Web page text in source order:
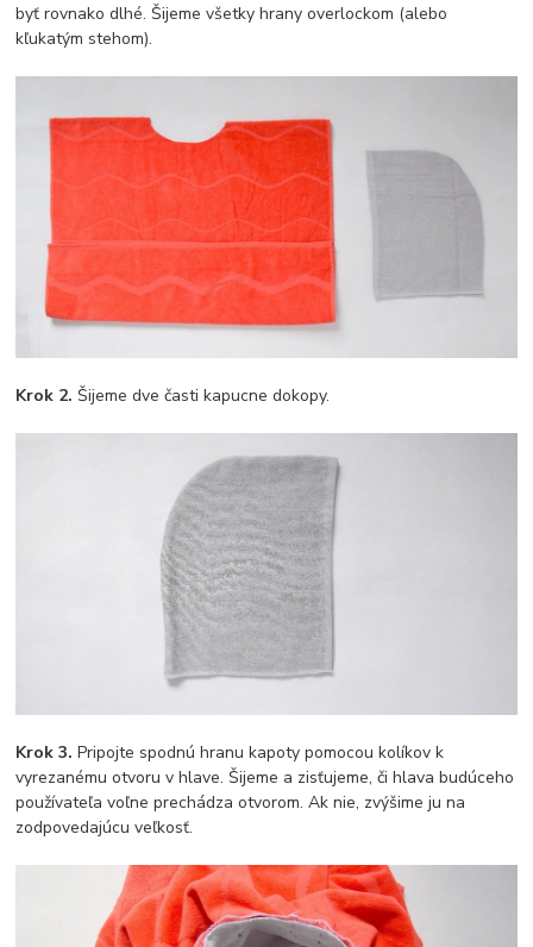
byť rovnako dlhé. Šijeme všetky hrany overlockom (alebo
kľukatým stehom).
Krok 2.Šijeme dve časti kapucne dokopy.
Krok 3.Pripojte spodnú hranu kapoty pomocou kolíkov k
vyrezanému otvoru v hlave. Šijeme a zisťujeme, či hlava budúceho
používateľa voľne prechádza otvorom. Ak nie, zvýšime ju na
zodpovedajúcu veľkosť.